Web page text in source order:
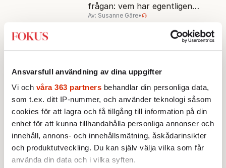
Ansvarsfull användning av dina uppgifter
Vi och våra 363 partners behandlar din personliga data,
som t.ex. ditt IP-nummer, och använder teknologi såsom
cookies för att lagra och få tillgång till information på din
enhet för att kunna tillhandahålla personliga annonser och
innehåll, annons- och innehållsmätning, åskådarinsikter
och produktutveckling. Du kan själv välja vilka som får
använda din data och i vilka syften.
frågan: vem har egentligen
ansvar för Sveriges
Av: Susanne Gäre•
”Sverige behöver en grön ny
giv”
sin historia och möta kriserna
med en framåtblickande
strukturpolitik för att göra
Sverige långsiktigt hållbart,
jämlikt och kriståligt.
INRIKES POLITIK
Risk för politiskt sommarkaos i
riksdagen
Valrörelsen tar över i kammaren
när långledigheten avbryts.
Regeringen vill hinna fatta beslut